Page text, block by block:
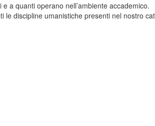
a quanti operano nell’ambiente accademico.
discipline umanistiche presenti nel nostro